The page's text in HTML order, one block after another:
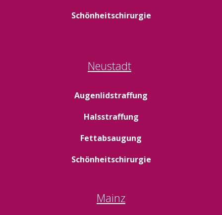
Schönheitschirurgie
Neustadt
Augenlidstraffung
Halsstraffung
Fettabsaugung
Schönheitschirurgie
Mainz